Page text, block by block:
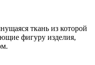
ткань из которой
фигуру изделия,